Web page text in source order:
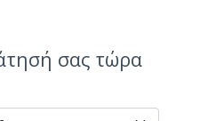
σας τώρα